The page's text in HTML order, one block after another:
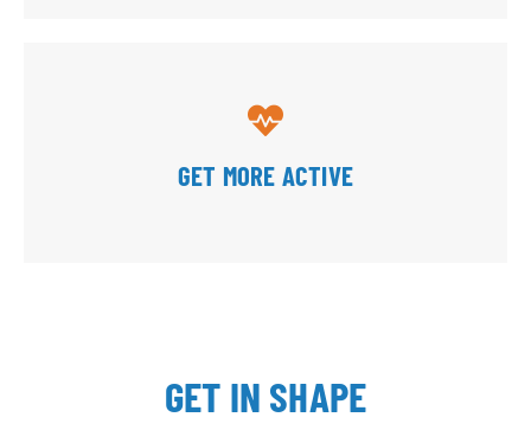
GET MORE ACTIVE
GET IN SHAPE